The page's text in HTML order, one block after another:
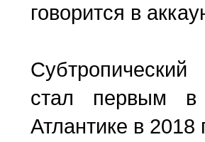
говорится в
стал первым в
Атлантике в 2018